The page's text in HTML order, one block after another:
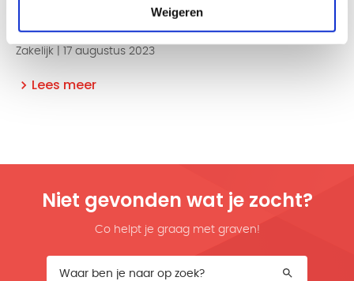
Weigeren
Vervolgmelding 17 augustus op vooraankondiging
Enexis
Zakelijk | 17 augustus 2023
Lees meer
Niet gevonden wat je zocht?
Co helpt je graag met graven!